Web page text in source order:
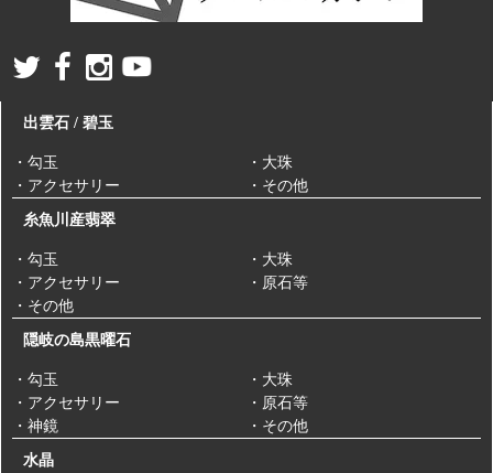
出雲石 / 碧玉
・勾玉
・大珠
・アクセサリー
・その他
糸魚川産翡翠
・勾玉
・大珠
・アクセサリー
・原石等
・その他
隠岐の島黒曜石
・勾玉
・大珠
・アクセサリー
・原石等
・神鏡
・その他
水晶